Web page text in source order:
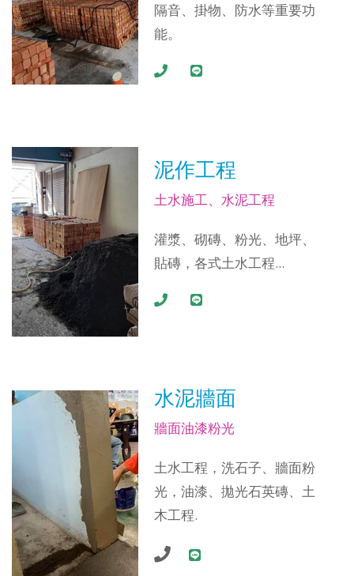
隔音、掛物、防水等重要功
能。
泥作工程
土水施工、水泥工程
灌漿、砌磚、粉光、地坪、
貼磚，各式土水工程...
水泥牆面
牆面油漆粉光
土水工程，洗石子、牆面粉
光，油漆、拋光石英磚、土
木工程.